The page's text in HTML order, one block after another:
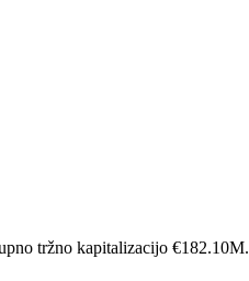
tržno kapitalizacijo €182.10M.